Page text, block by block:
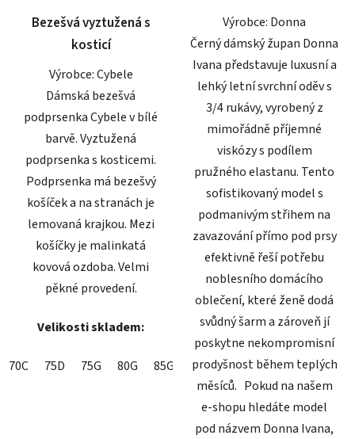
hvězdiček.
Bezešvá vyztužená s
kosticí
Výrobce: Cybele
Dámská bezešvá
podprsenka Cybele v bílé
barvě. Vyztužená
podprsenka s kosticemi.
Podprsenka má bezešvý
košíček a na stranách je
lemovaná krajkou. Mezi
košíčky je malinkatá
kovová ozdoba. Velmi
pěkné provedení.
Velikosti skladem:
70C 75D 75G 80G 85G
hvězdiček.
Výrobce: Donna
Černý dámský župan Donna
Ivana představuje luxusní a
lehký letní svrchní oděv s
3/4 rukávy, vyrobený z
mimořádně příjemné
viskózy s podílem
pružného elastanu. Tento
sofistikovaný model s
podmanivým střihem na
zavazování přímo pod prsy
efektivně řeší potřebu
noblesního domácího
oblečení, které ženě dodá
svůdný šarm a zároveň jí
poskytne nekompromisní
prodyšnost během teplých
měsíců. Pokud na našem
e-shopu hledáte model
pod názvem Donna Ivana,